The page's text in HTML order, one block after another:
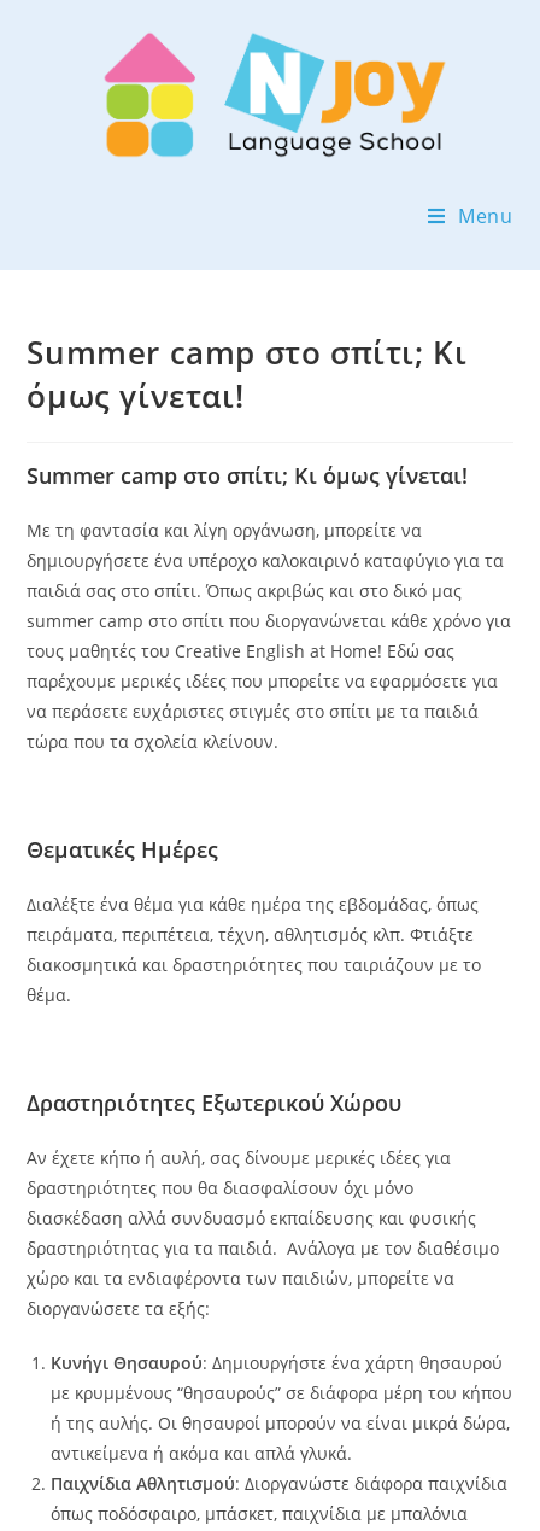
Menu
Summer camp στο σπίτι; Κι
όμως γίνεται!
Summer camp στο σπίτι; Κι όμως γίνεται!
Με τη φαντασία και λίγη οργάνωση, μπορείτε να
δημιουργήσετε ένα υπέροχο καλοκαιρινό καταφύγιο για τα
παιδιά σας στο σπίτι. Όπως ακριβώς και στο δικό μας
summer camp στο σπίτι που διοργανώνεται κάθε χρόνο για
τους μαθητές του Creative English at Ηome! Εδώ σας
παρέχουμε μερικές ιδέες που μπορείτε να εφαρμόσετε για
να περάσετε ευχάριστες στιγμές στο σπίτι με τα παιδιά
τώρα που τα σχολεία κλείνουν.
Θεματικές Ημέρες
Διαλέξτε ένα θέμα για κάθε ημέρα της εβδομάδας, όπως
πειράματα, περιπέτεια, τέχνη, αθλητισμός κλπ. Φτιάξτε
διακοσμητικά και δραστηριότητες που ταιριάζουν με το
θέμα.
Δραστηριότητες Εξωτερικού Χώρου
Αν έχετε κήπο ή αυλή, σας δίνουμε μερικές ιδέες για
δραστηριότητες που θα διασφαλίσουν όχι μόνο
διασκέδαση αλλά συνδυασμό εκπαίδευσης και φυσικής
δραστηριότητας για τα παιδιά. Ανάλογα με τον διαθέσιμο
χώρο και τα ενδιαφέροντα των παιδιών, μπορείτε να
διοργανώσετε τα εξής:
Κυνήγι Θησαυρού: Δημιουργήστε ένα χάρτη θησαυρού
με κρυμμένους “θησαυρούς” σε διάφορα μέρη του κήπου
ή της αυλής. Οι θησαυροί μπορούν να είναι μικρά δώρα,
αντικείμενα ή ακόμα και απλά γλυκά.
Παιχνίδια Αθλητισμού: Διοργανώστε διάφορα παιχνίδια
όπως ποδόσφαιρο, μπάσκετ, παιχνίδια με μπαλόνια